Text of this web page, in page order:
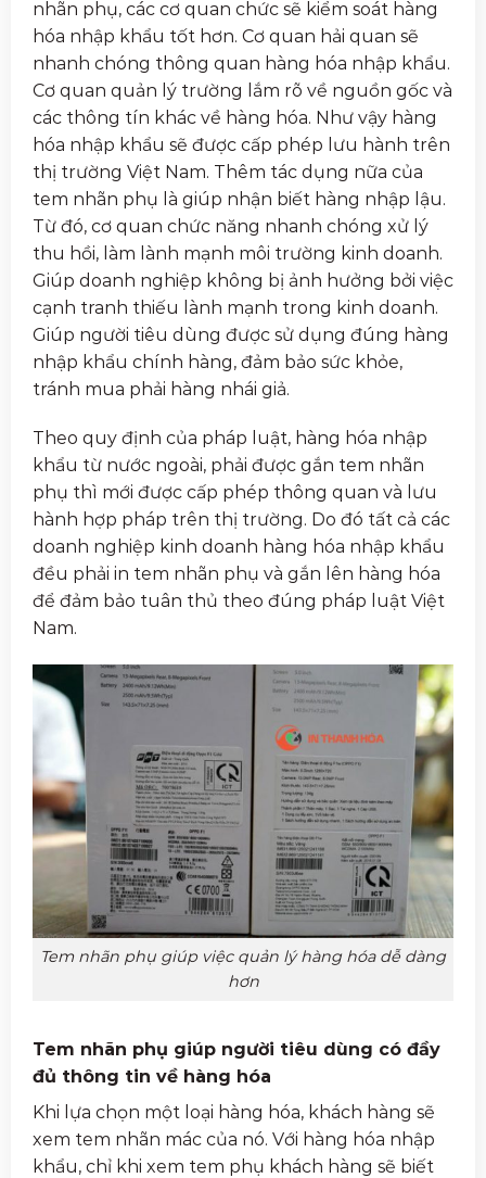
nhãn phụ, các cơ quan chức sẽ kiểm soát hàng
hóa nhập khẩu tốt hơn. Cơ quan hải quan sẽ
nhanh chóng thông quan hàng hóa nhập khẩu.
Cơ quan quản lý trường lắm rõ về nguồn gốc và
các thông tín khác về hàng hóa. Như vậy hàng
hóa nhập khẩu sẽ được cấp phép lưu hành trên
thị trường Việt Nam. Thêm tác dụng nữa của
tem nhãn phụ là giúp nhận biết hàng nhập lậu.
Từ đó, cơ quan chức năng nhanh chóng xử lý
thu hồi, làm lành mạnh môi trường kinh doanh.
Giúp doanh nghiệp không bị ảnh hưởng bởi việc
cạnh tranh thiếu lành mạnh trong kinh doanh.
Giúp người tiêu dùng được sử dụng đúng hàng
nhập khẩu chính hàng, đảm bảo sức khỏe,
tránh mua phải hàng nhái giả.
Theo quy định của pháp luật, hàng hóa nhập
khẩu từ nước ngoài, phải được gắn tem nhãn
phụ thì mới được cấp phép thông quan và lưu
hành hợp pháp trên thị trường. Do đó tất cả các
doanh nghiệp kinh doanh hàng hóa nhập khẩu
đều phải in tem nhãn phụ và gắn lên hàng hóa
để đảm bảo tuân thủ theo đúng pháp luật Việt
Nam.
Tem nhãn phụ giúp việc quản lý hàng hóa dễ dàng
hơn
Tem nhãn phụ giúp người tiêu dùng có đầy
đủ thông tin về hàng hóa
Khi lựa chọn một loại hàng hóa, khách hàng sẽ
xem tem nhãn mác của nó. Với hàng hóa nhập
khẩu, chỉ khi xem tem phụ khách hàng sẽ biết